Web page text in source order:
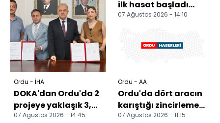
Ordu - İHA
DOKA'dan Ordu'da 2
projeye yaklaşık 3,9
milyon TL destek
07 Ağustos 2026 - 14:45
ilk hasat başladı
Ordu'da üreticiler ve
07 Ağustos 2026 - 14:10
Ordu - AA
Ordu'da dört aracın
karıştığı zincirleme
trafik kazasında 4
07 Ağustos 2026 - 11:15